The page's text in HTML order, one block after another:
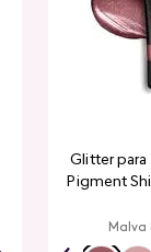
Glitter para
Pigment
Malva